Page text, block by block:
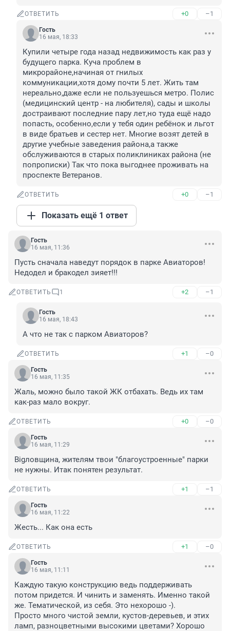
ОТВЕТИТЬ +0 –1
Гость
16 мая, 18:33
Купили четыре года назад недвижимость как раз у
будущего парка. Куча проблем в
микрорайоне,начиная от гнилых
коммуникации,хотя дому почти 5 лет. Жить там
нереально,даже если не пользуешься метро. Полис
(медицинский центр - на любителя), сады и школы
достраивают последние пару лет,но туда ещё надо
попасть, особенно,если у тебя один ребёнок и льгот
в виде братьев и сестер нет. Многие возят детей в
другие учебные заведения района,а также
обслуживаются в старых поликлиниках района (не
попрописки) Так что пока выгоднее проживать на
проспекте Ветеранов.
ОТВЕТИТЬ +0 –1
Показать ещё 1 ответ
Гость
16 мая, 11:36
Пусть сначала наведут порядок в парке Авиаторов!
Недодел и бракодел зияет!!!
ОТВЕТИТЬ 1 +2 –1
Гость
16 мая, 18:43
А что не так с парком Авиаторов?
ОТВЕТИТЬ +1 –0
Гость
16 мая, 11:35
Жаль, можно было такой ЖК отбахать. Ведь их там
как-раз мало вокруг.
ОТВЕТИТЬ +0 –0
Гость
16 мая, 11:29
Bigловщина, жителям твои "благоустроенные" парки
не нужны. Итак понятен результат.
ОТВЕТИТЬ +1 –1
Гость
16 мая, 11:22
Жесть... Как она есть
ОТВЕТИТЬ +1 –0
Гость
16 мая, 11:11
Каждую такую конструкцию ведь поддерживать
потом придется. И чинить и заменять. Именно такой
же. Тематической, из себя. Это нехорошо -).
Просто много чистой земли, кустов-деревьев, и этих
ламп, разноцветными высокими цветами? Хорошо